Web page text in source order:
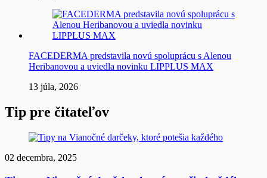
FACEDERMA predstavila novú spoluprácu s Alenou
Heribanovou a uviedla novinku LIPPLUS MAX
13 júla, 2026
Tip pre čitateľov
02 decembra, 2025